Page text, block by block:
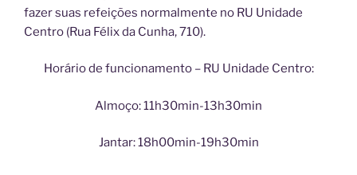
fazer suas refeições normalmente no RU Unidade
Centro (Rua Félix da Cunha, 710).
Horário de funcionamento – RU Unidade Centro:
Almoço: 11h30min-13h30min
Jantar: 18h00min-19h30min